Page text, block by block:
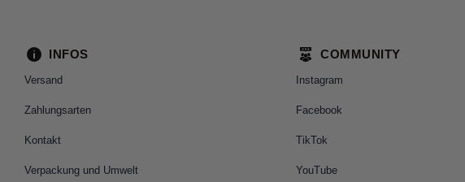
INFOS
Versand
Zahlungsarten
Kontakt
Verpackung und Umwelt
COMMUNITY
Instagram
Facebook
TikTok
YouTube